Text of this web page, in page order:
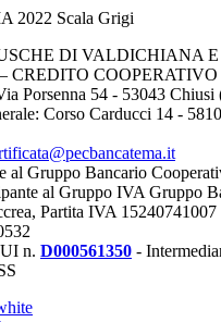
DI VALDICHIANA
CREDITO COOPERATIVO
Porsenna 54 - 53043 Chiusi
Corso Carducci 14 -
al Gruppo Bancario
al Gruppo IVA Gruppo
Partita IVA 15240741007
n. D000561350 -